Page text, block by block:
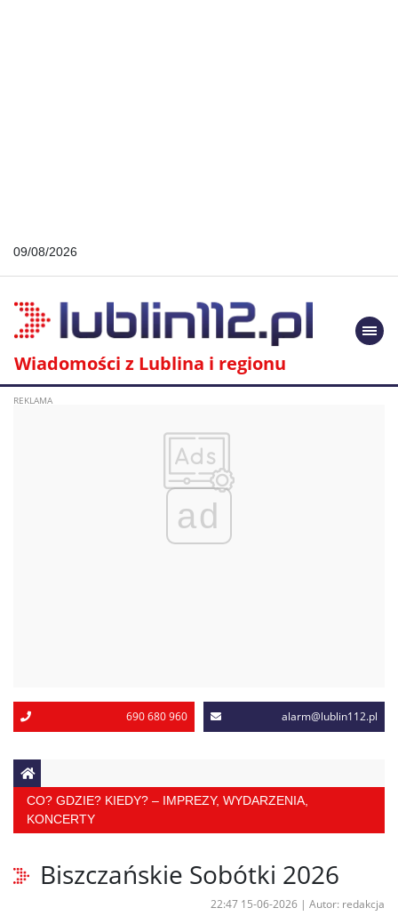
09/08/2026
Wiadomości z Lublina i regionu
ad
690 680 960 alarm@lublin112.pl
CO? GDZIE? KIEDY? – IMPREZY, WYDARZENIA,
KONCERTY
Biszczańskie Sobótki 2026
22:47 15-06-2026 | Autor: redakcja